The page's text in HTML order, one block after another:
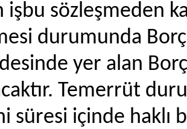
işbu sözleşmeden
durumunda
yer alan
Temerrüt
süresi içinde haklı